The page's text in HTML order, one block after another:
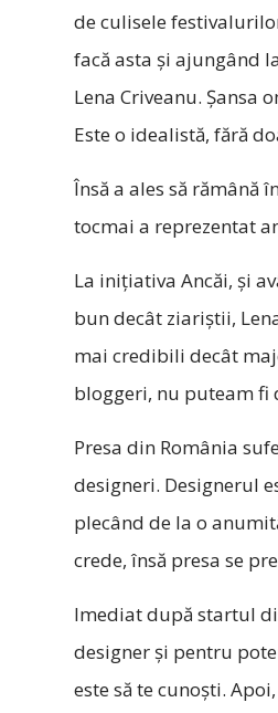
de culisele
facă asta și ajungând
Lena Criveanu. Șansa
Este o idealistă, fără
Însă a ales să rămână
tocmai a reprezentat
La iniţiativa Ancăi, şi
bun decât ziariştii,
mai credibili decât
bloggeri, nu puteam fi
Presa din România
designeri. Designerul
plecând de la o
crede, însă presa se
Imediat după startul
designer și pentru
este să te cunoști.